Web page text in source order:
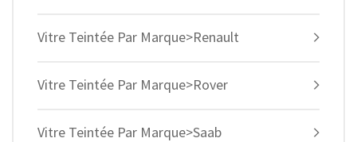
Vitre Teintée Par Marque>Renault
Vitre Teintée Par Marque>Rover
Vitre Teintée Par Marque>Saab